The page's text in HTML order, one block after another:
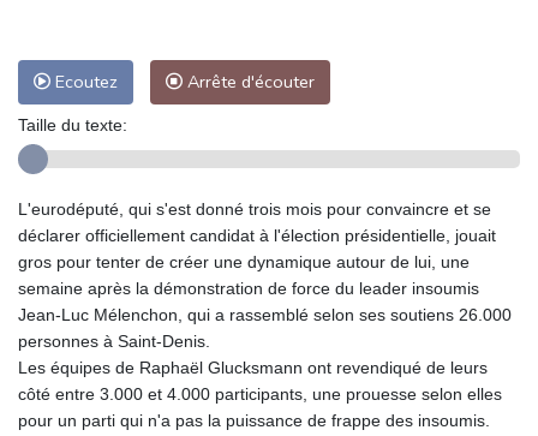
Ecoutez Arrête d'écouter
Taille du texte:
L'eurodéputé, qui s'est donné trois mois pour convaincre et se
déclarer officiellement candidat à l'élection présidentielle, jouait
gros pour tenter de créer une dynamique autour de lui, une
semaine après la démonstration de force du leader insoumis
Jean-Luc Mélenchon, qui a rassemblé selon ses soutiens 26.000
personnes à Saint-Denis.
Les équipes de Raphaël Glucksmann ont revendiqué de leurs
côté entre 3.000 et 4.000 participants, une prouesse selon elles
pour un parti qui n'a pas la puissance de frappe des insoumis.